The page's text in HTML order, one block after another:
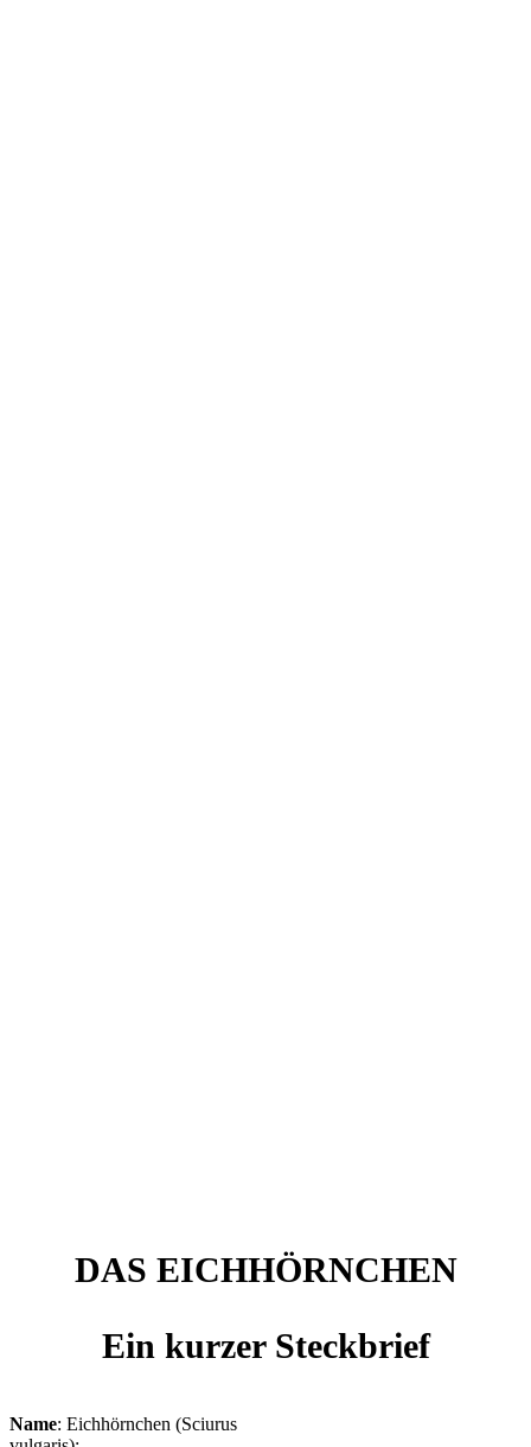
DAS EICHHÖRNCHEN
Ein kurzer Steckbrief
Name: Eichhörnchen (Sciurus